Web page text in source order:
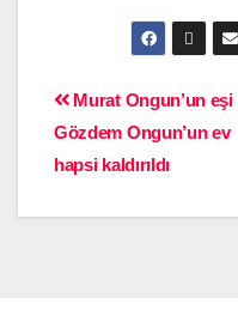
Murat Ongun’un eşi
Gözdem Ongun’un ev
hapsi kaldırıldı